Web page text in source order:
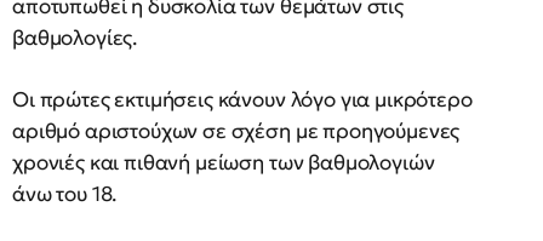
αποτυπωθεί η δυσκολία των θεμάτων στις
βαθμολογίες.
Οι πρώτες εκτιμήσεις κάνουν λόγο για μικρότερο
αριθμό αριστούχων σε σχέση με προηγούμενες
χρονιές και πιθανή μείωση των βαθμολογιών
άνω του 18.